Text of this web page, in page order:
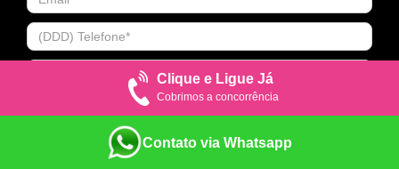
Clique e Ligue Já
Cobrimos a concorrência
Contato via Whatsapp